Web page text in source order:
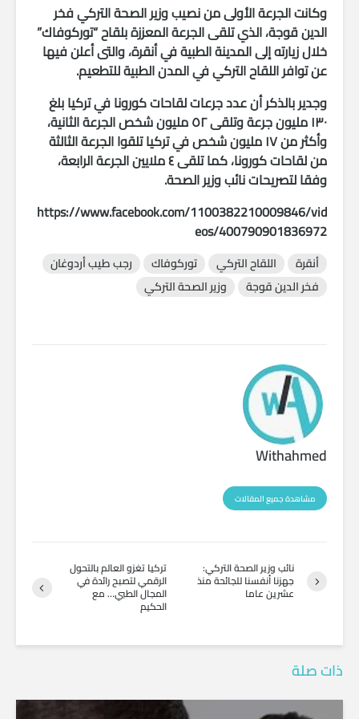
وكانت الجرعة الأولى من نصيب وزير الصحة التركي فخر
الدين قوجة، الذي تلقى الجرعة المعززة بلقاح “توركوفاك”
خلال زيارته إلى المدينة الطبية في أنقرة، والتى أعلن فيها
عن توافر اللقاح التركي في المدن الطبية للتطعيم.
وجدير بالذكر أن عدد جرعات لقاحات كورونا في تركيا بلغ
١٣٠ مليون جرعة وتلقى ٥٢ مليون شخص الجرعة الثانية،
وأكثر من ١٧ مليون شخص في تركيا تلقوا الجرعة الثالثة
من لقاحات كورونا، كما تلقى ٤ ملايين الجرعة الرابعة،
وفقا لتصريحات نائب وزير الصحة.
https://www.facebook.com/1100382210009846/vid
eos/400790901836972
أنقرة اللقاح التركي توركوفاك
رجب طيب أردوغان
فخر الدين قوجة
وزير الصحة التركي
Withahmed
مشاهدة جميع المقالات
‏تركيا تغزو العالم بالتحول
الرقمي لتصبح رائدة في
المجال الطبي… مع
الحكيم
نائب وزير الصحة التركي:
جهزنا أنفسنا للجائحة منذ
عشرين عاما
ذات صلة